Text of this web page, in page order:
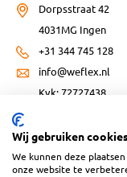
Dorpsstraat 42
4031MG Ingen
+31 344 745 128
info@weflex.nl
Kvk: 72727438
Wij gebruiken
We kunnen deze
onze website te